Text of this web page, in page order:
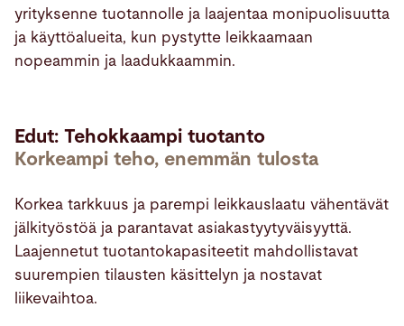
yrityksenne tuotannolle ja laajentaa monipuolisuutta
ja käyttöalueita, kun pystytte leikkaamaan
nopeammin ja laadukkaammin.
Edut: Tehokkaampi tuotanto
Korkeampi teho, enemmän tulosta
Korkea tarkkuus ja parempi leikkauslaatu vähentävät
jälkityöstöä ja parantavat asiakastyytyväisyyttä.
Laajennetut tuotantokapasiteetit mahdollistavat
suurempien tilausten käsittelyn ja nostavat
liikevaihtoa.